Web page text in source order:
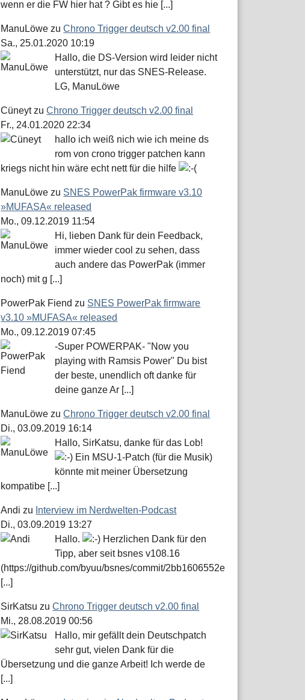
wenn er die FW hier hat ? Gibt es hie [...]
ManuLöwe zuChrono Trigger deutsch v2.00 final
Sa., 25.01.2020 10:19
Hallo, die DS-Version wird leider nicht
unterstützt, nur das SNES-Release.
LG, ManuLöwe
CüneytzuChrono Trigger deutsch v2.00 final
Fr., 24.01.2020 22:34
hallo ich weiß nich wie ich meine ds
rom von crono trigger patchen kann
kriegs nicht hin wäre echt nett für die hilfe
ManuLöwe zu SNES PowerPak firmware v3.10
»MUFASA« released
Mo., 09.12.2019 11:54
Hi, lieben Dank für dein Feedback,
immer wieder cool zu sehen, dass
auch andere das PowerPak (immer
noch) mit g [...]
PowerPak Fiend zu SNES PowerPak firmware
v3.10 »MUFASA« released
Mo., 09.12.2019 07:45
-Super POWERPAK- "Now you
playing with Ramsis Power" Du bist
der beste, unendlich oft danke für
deine ganze Ar [...]
ManuLöwe zuChrono Trigger deutsch v2.00 final
Di., 03.09.2019 16:14
Hallo, SirKatsu, danke für das Lob!
Ein MSU-1-Patch (für die Musik)
könnte mit meiner Übersetzung
kompatibe [...]
Andi zu Interview im Nerdwelten-Podcast
Di., 03.09.2019 13:27
Hallo.
Herzlichen Dank für den
Tipp, aber seit bsnes v108.16
(https://github.com/byuu/bsnes/commit/2bb1606552e
[...]
SirKatsu zuChrono Trigger deutsch v2.00 final
Mi., 28.08.2019 00:56
Hallo, mir gefällt dein Deutschpatch
sehr gut, vielen Dank für die
Übersetzung und die ganze Arbeit! Ich werde de
[...]